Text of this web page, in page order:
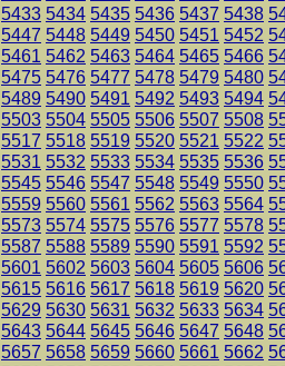
5433 5434 5435 5436 5437 5438
5447 5448 5449 5450 5451 5452
5461 5462 5463 5464 5465 5466
5475 5476 5477 5478 5479 5480
5489 5490 5491 5492 5493 5494
5503 5504 5505 5506 5507 5508
5517 5518 5519 5520 5521 5522
5531 5532 5533 5534 5535 5536
5545 5546 5547 5548 5549 5550
5559 5560 5561 5562 5563 5564
5573 5574 5575 5576 5577 5578
5587 5588 5589 5590 5591 5592
5601 5602 5603 5604 5605 5606
5615 5616 5617 5618 5619 5620
5629 5630 5631 5632 5633 5634
5643 5644 5645 5646 5647 5648
5657 5658 5659 5660 5661 5662